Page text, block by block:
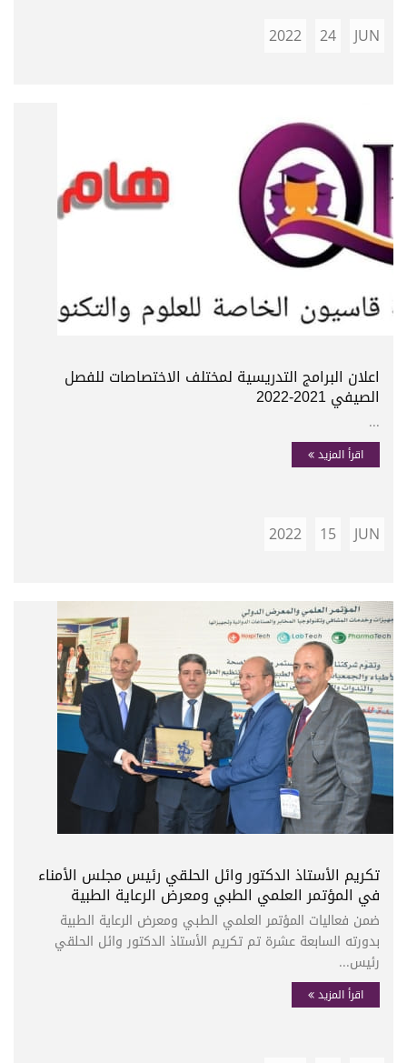
JUN
24
2022
اعلان البرامج التدريسية لمختلف الاختصاصات للفصل
الصيفي 2021-2022
...
اقرأ المزيد
JUN
15
2022
تكريم الأستاذ الدكتور وائل الحلقي رئيس مجلس الأمناء
في المؤتمر العلمي الطبي ومعرض الرعاية الطبية
ضمن فعاليات المؤتمر العلمي الطبي ومعرض الرعاية الطبية
بدورته السابعة عشرة تم تكريم الأستاذ الدكتور وائل الحلقي
رئيس...
اقرأ المزيد